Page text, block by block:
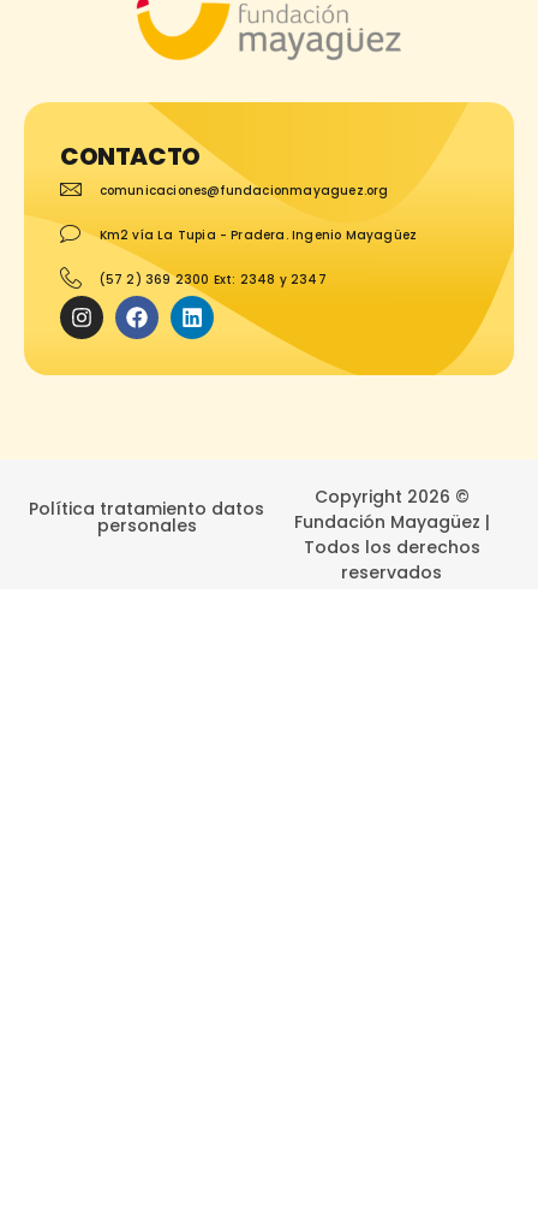
CONTACTO
comunicaciones@fundacionmayaguez.org
Km2 vía La Tupia - Pradera. Ingenio Mayagüez
(57 2) 369 2300 Ext: 2348 y 2347
Copyright 2026 ©
Fundación Mayagüez |
Todos los derechos
reservados
Política tratamiento datos
personales